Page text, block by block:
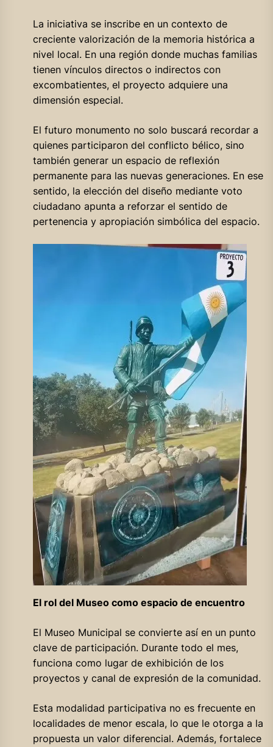
La iniciativa se inscribe en un contexto de
creciente valorización de la memoria histórica a
nivel local. En una región donde muchas familias
tienen vínculos directos o indirectos con
excombatientes, el proyecto adquiere una
dimensión especial.
El futuro monumento no solo buscará recordar a
quienes participaron del conflicto bélico, sino
también generar un espacio de reflexión
permanente para las nuevas generaciones. En ese
sentido, la elección del diseño mediante voto
ciudadano apunta a reforzar el sentido de
pertenencia y apropiación simbólica del espacio.
El rol del Museo como espacio de encuentro
El Museo Municipal se convierte así en un punto
clave de participación. Durante todo el mes,
funciona como lugar de exhibición de los
proyectos y canal de expresión de la comunidad.
Esta modalidad participativa no es frecuente en
localidades de menor escala, lo que le otorga a la
propuesta un valor diferencial. Además, fortalece